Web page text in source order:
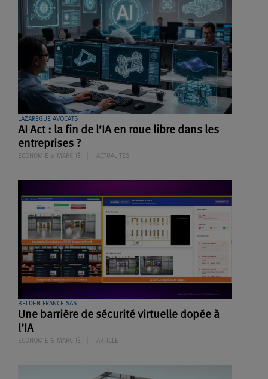
LAZAREGUE AVOCATS
AI Act : la fin de l’IA en roue libre dans les
entreprises ?
ECONOMIE & MARCHÉ ACTUALITES
BELDEN FRANCE SAS
Une barrière de sécurité virtuelle dopée à
l’IA
ECONOMIE & MARCHÉ ARTICLE